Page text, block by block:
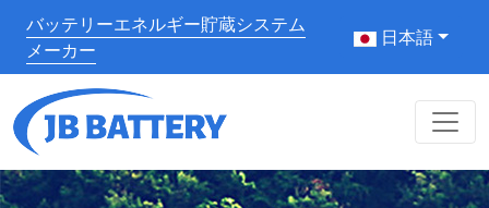
バッテリーエネルギー貯蔵システム
メーカー
日本語